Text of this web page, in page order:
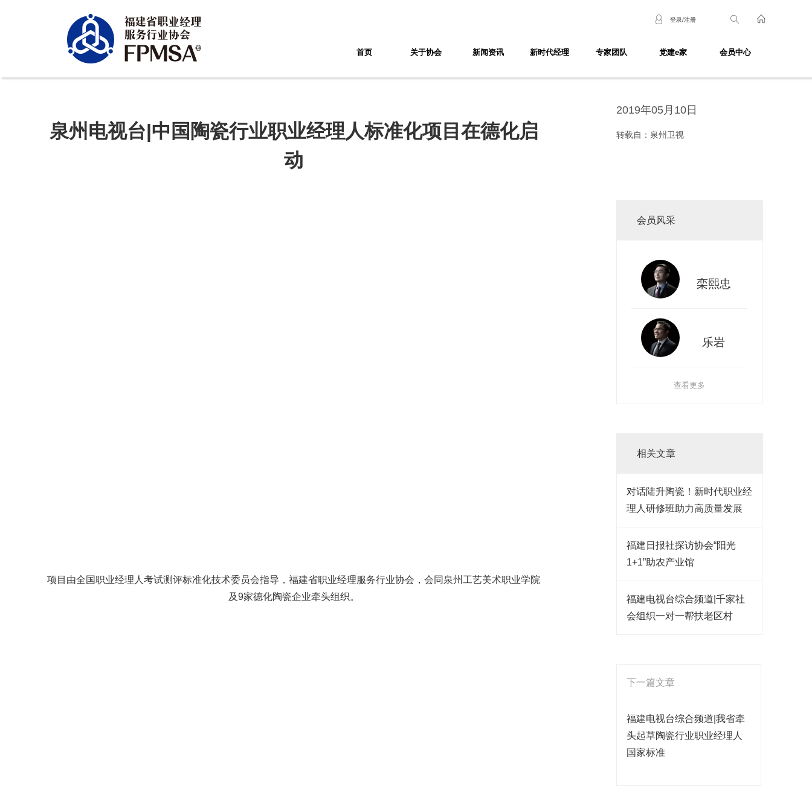
登录/注册
首页 关于协会 新闻资讯 新时代经理 专家团队 党建e家 会员中心
泉州电视台|中国陶瓷行业职业经理人标准化项目在德化启
动
项目由全国职业经理人考试测评标准化技术委员会指导，福建省职业经理服务行业协会，会同泉州工艺美术职业学院
及9家德化陶瓷企业牵头组织。
2019年05月10日
转载自：泉州卫视
会员风采
栾熙忠
乐岩
查看更多
相关文章
对话陆升陶瓷！新时代职业经
理人研修班助力高质量发展
福建日报社探访协会“阳光
1+1”助农产业馆
福建电视台综合频道|千家社
会组织一对一帮扶老区村
下一篇文章
福建电视台综合频道|我省牵
头起草陶瓷行业职业经理人
国家标准